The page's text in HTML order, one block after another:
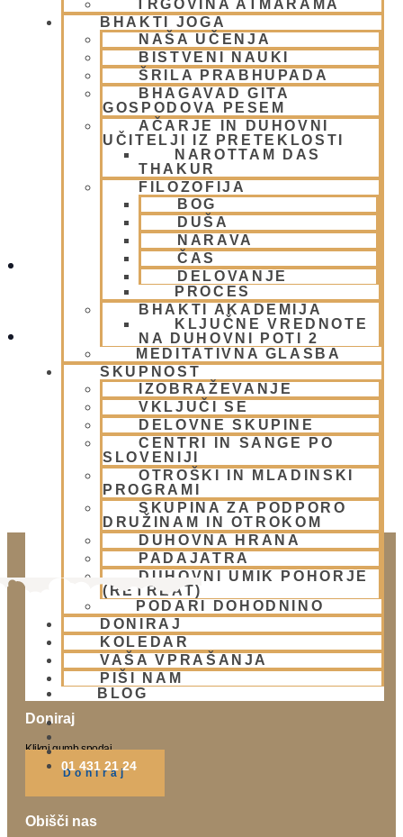
TRGOVINA ATMARAMA
BHAKTI JOGA
NAŠA UČENJA
BISTVENI NAUKI
ŠRILA PRABHUPADA
BHAGAVAD GITA
GOSPODOVA PESEM
AČARJE IN DUHOVNI
UČITELJI IZ PRETEKLOSTI
NAROTTAM DAS
THAKUR
FILOZOFIJA
BOG
DUŠA
NARAVA
ČAS
DELOVANJE
PROCES
BHAKTI AKADEMIJA
KLJUČNE VREDNOTE
NA DUHOVNI POTI 2
MEDITATIVNA GLASBA
SKUPNOST
IZOBRAŽEVANJE
VKLJUČI SE
DELOVNE SKUPINE
CENTRI IN SANGE PO
SLOVENIJI
OTROŠKI IN MLADINSKI
PROGRAMI
SKUPINA ZA PODPORO
DRUŽINAM IN OTROKOM
DUHOVNA HRANA
PADAJATRA
DUHOVNI UMIK POHORJE
(RETREAT)
PODARI DOHODNINO
DONIRAJ
KOLEDAR
VAŠA VPRAŠANJA
PIŠI NAM
BLOG
01 431 21 24
NEDELJSKO SREČANJE - CENTER HARE KRIŠNA
LJUBLJANA
OGNJENO ŽRTVOVANJE - NARASIMHA JAGJA -
VSAKO SOBOTO
Doniraj
Klikni gumb spodaj.
Doniraj
Obišči nas